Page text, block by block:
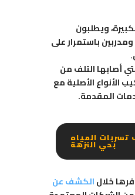
ويطلبون
باستمرار على
أصابها التلف من
الأنواع الأصلية مع
المقدمة.
المياه
بحي النزهة
خلالالكشف عن